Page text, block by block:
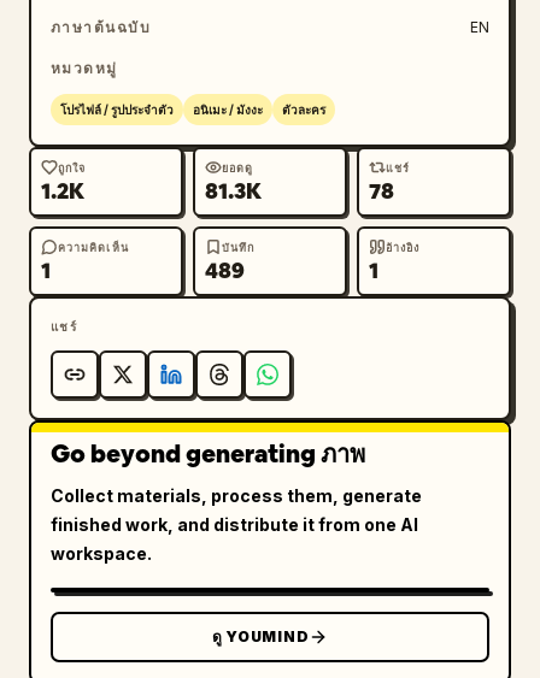
ภาษาต้นฉบับ EN
หมวดหมู่
โปรไฟล์ / รูปประจำตัว อนิเมะ / มังงะ ตัวละคร
ถูกใจ
1.2K
ยอดดู
81.3K
แชร์
78
ความคิดเห็น
1
บันทึก
489
อ้างอิง
1
แชร์
Go beyond generating ภาพ
Collect materials, process them, generate
finished work, and distribute it from one AI
workspace.
ดู YOUMIND